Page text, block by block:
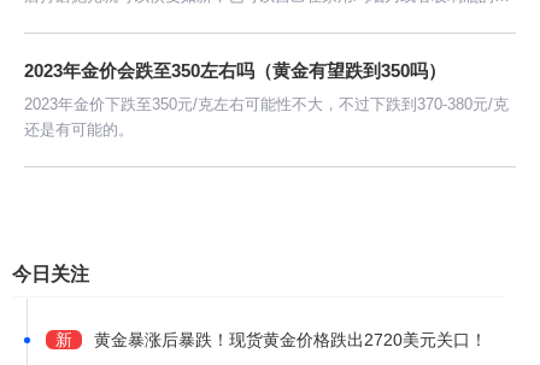
2023年金价会跌至350左右吗（黄金有望跌到350吗）
2023年金价下跌至350元/克左右可能性不大，不过下跌到370-380元/克
还是有可能的。
今日关注
新
黄金暴涨后暴跌！现货黄金价格跌出2720美元关口！